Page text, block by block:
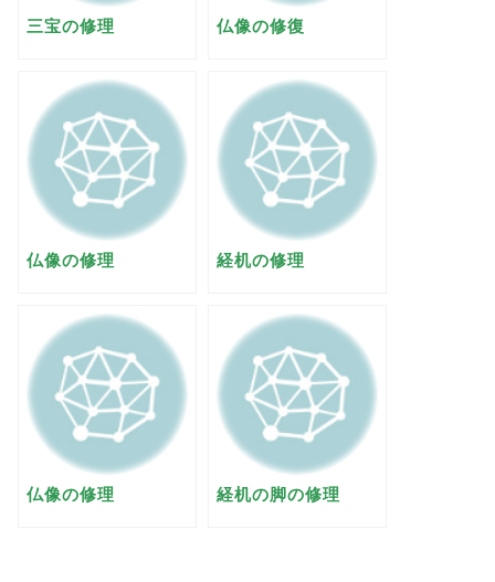
三宝の修理 仏像の修復
仏像の修理 経机の修理
仏像の修理 経机の脚の修理